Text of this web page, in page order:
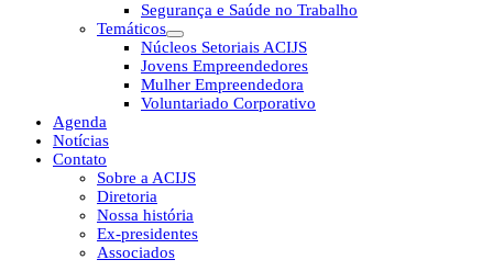
Segurança e Saúde no Trabalho
Temáticos
Núcleos Setoriais ACIJS
Jovens Empreendedores
Mulher Empreendedora
Voluntariado Corporativo
Agenda
Notícias
Contato
Sobre a ACIJS
Diretoria
Nossa história
Ex-presidentes
Associados